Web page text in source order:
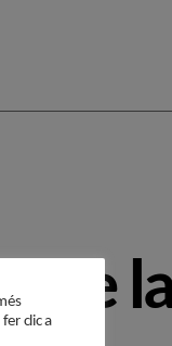
de
clic a